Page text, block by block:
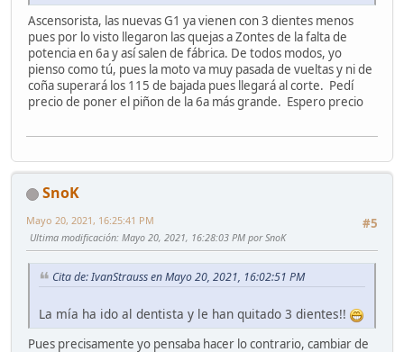
Ascensorista, las nuevas G1 ya vienen con 3 dientes menos
pues por lo visto llegaron las quejas a Zontes de la falta de
potencia en 6a y así salen de fábrica. De todos modos, yo
pienso como tú, pues la moto va muy pasada de vueltas y ni de
coña superará los 115 de bajada pues llegará al corte. Pedí
precio de poner el piñon de la 6a más grande. Espero precio
SnoK
#5
Mayo 20, 2021, 16:25:41 PM
Ultima modificación: Mayo 20, 2021, 16:28:03 PM por SnoK
Cita de: IvanStrauss en Mayo 20, 2021, 16:02:51 PM
La mía ha ido al dentista y le han quitado 3 dientes!!
Pues precisamente yo pensaba hacer lo contrario, cambiar de